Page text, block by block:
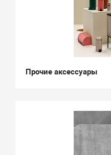
Прочие аксессуары